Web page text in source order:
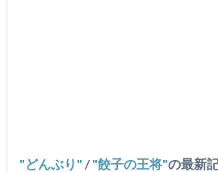
どんぶり / 餃子の王将 の最新